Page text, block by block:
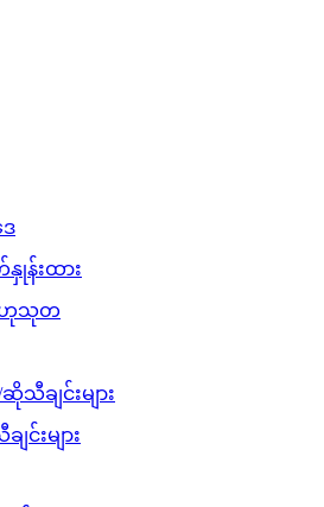
န်းထား
ဟုသုတ
ချင်းများ
င်းများ